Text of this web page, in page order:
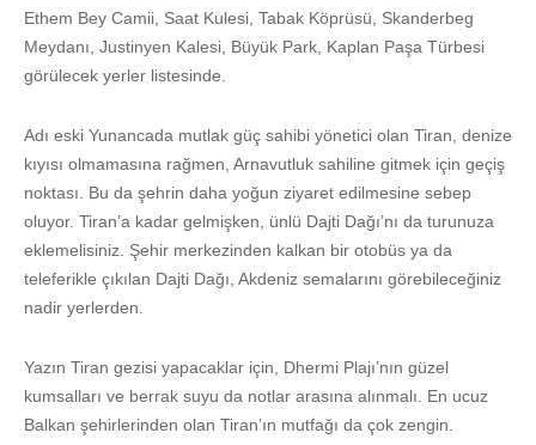
Ethem Bey Camii, Saat Kulesi, Tabak Köprüsü, Skanderbeg
Meydanı, Justinyen Kalesi, Büyük Park, Kaplan Paşa Türbesi
görülecek yerler listesinde.
Adı eski Yunancada mutlak güç sahibi yönetici olan Tiran, denize
kıyısı olmamasına rağmen, Arnavutluk sahiline gitmek için geçiş
noktası. Bu da şehrin daha yoğun ziyaret edilmesine sebep
oluyor. Tiran’a kadar gelmişken, ünlü Dajti Dağı’nı da turunuza
eklemelisiniz. Şehir merkezinden kalkan bir otobüs ya da
teleferikle çıkılan Dajti Dağı, Akdeniz semalarını görebileceğiniz
nadir yerlerden.
Yazın Tiran gezisi yapacaklar için, Dhermi Plajı’nın güzel
kumsalları ve berrak suyu da notlar arasına alınmalı. En ucuz
Balkan şehirlerinden olan Tiran’ın mutfağı da çok zengin.